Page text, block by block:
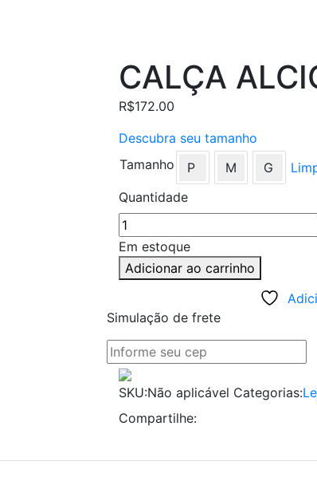
CALÇA
R$172.00
Descubra seu tamanho
Tamanho
P M G
Quantidade
Em estoque
Adicionar ao carrinho
Simulação de frete
SKU:Não aplicável Categorias:
Compartilhe: